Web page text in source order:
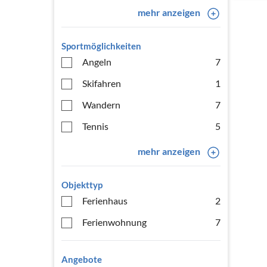
mehr anzeigen
Sportmöglichkeiten
Angeln
7
Skifahren
1
Wandern
7
Tennis
5
mehr anzeigen
Objekttyp
Ferienhaus
2
Ferienwohnung
7
Angebote